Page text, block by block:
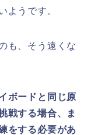
ようです。
も、そう遠くな
ボードと同じ原
戦する場合、ま
をする必要があ